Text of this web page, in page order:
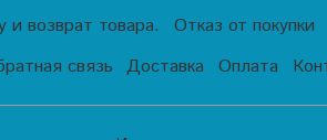
и возврат товара.
Отказ от покупки
связь Доставка Оплата